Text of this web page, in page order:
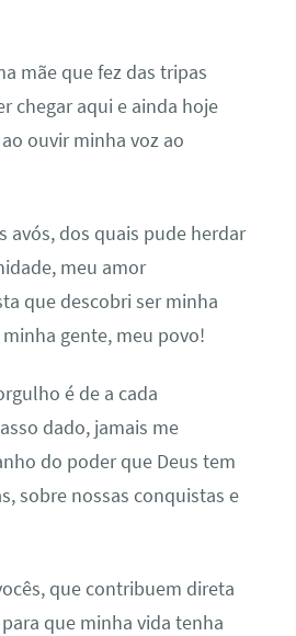
mãe que fez das tripas
chegar aqui e ainda hoje
ouvir minha voz ao
avós, dos quais pude herdar
meu amor
que descobri ser minha
gente, meu povo!
é de a cada
dado, jamais me
do poder que Deus tem
sobre nossas conquistas e
que contribuem direta
que minha vida tenha